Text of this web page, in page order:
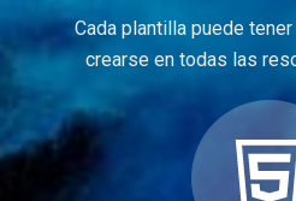
Cada plantilla puede
crearse en todas las